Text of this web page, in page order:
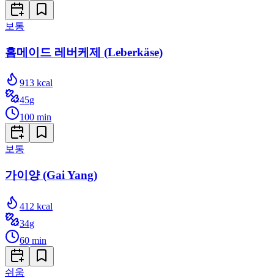
보통
홈메이드 레버케제 (Leberkäse)
913 kcal
45g
100 min
보통
가이양 (Gai Yang)
412 kcal
34g
60 min
쉬움